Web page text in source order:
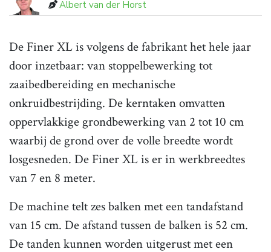
Albert van der Horst
De Finer XL is volgens de fabrikant het hele jaar
door inzetbaar: van stoppelbewerking tot
zaaibedbereiding en mechanische
onkruidbestrijding. De kerntaken omvatten
oppervlakkige grondbewerking van 2 tot 10 cm
waarbij de grond over de volle breedte wordt
losgesneden. De Finer XL is er in werkbreedtes
van 7 en 8 meter.
De machine telt zes balken met een tandafstand
van 15 cm. De afstand tussen de balken is 52 cm.
De tanden kunnen worden uitgerust met een